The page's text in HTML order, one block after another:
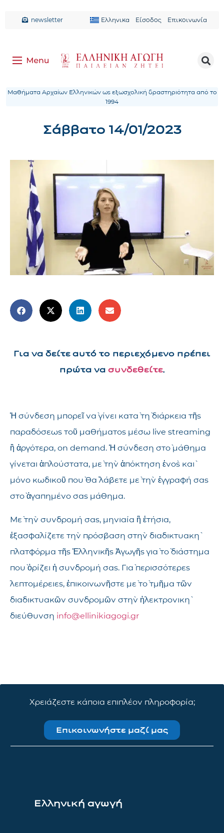
newsletter Ελληνικα Είσοδος Επικοινωνία
Μαθήματα Αρχαίων Ελληνικών ως εξωσχολική δραστηριότητα από το
1994
Σάββατο 14/01/2023
Για να δείτε αυτό το περιεχόμενο πρέπει
πρώτα να συνδεθείτε.
Ἡ σύνδεση μπορεῖ νὰ γίνει κατὰ τὴ διάρκεια τῆς
παραδόσεως τοῦ μαθήματος μέσω live streaming
ἢ ἀργότερα, on demand. Ἡ σύνδεση στὸ μάθημα
γίνεται ἁπλούστατα, μὲ τὴν ἀπόκτηση ἑνὸς καὶ
μόνο κωδικοῦ ποὺ θὰ λάβετε μὲ τὴν ἐγγραφή σας
στὸ ἀγαπημένο σας μάθημα.
Μὲ τὴν συνδρομή σας, μηνιαία ἢ ἐτήσια,
ἐξασφαλίζετε τὴν πρόσβαση στὴν διαδικτυακὴ
πλατφόρμα τῆς Ἑλληνικῆς Ἀγωγῆς γιὰ τὸ διάστημα
ποὺ ὁρίζει ἡ συνδρομή σας. Γιὰ περισσότερες
λεπτομέρειες, ἐπικοινωνῆστε μὲ τὸ τμῆμα τῶν
διαδικτυακῶν συνδρομῶν στὴν ἠλεκτρονικὴ
διεύθυνση info@ellinikiagogi.gr
Χρειάζεστε κάποια επιπλέον πληροφορία;
Επικοινωνήστε μαζί μας
Ελληνική αγωγή